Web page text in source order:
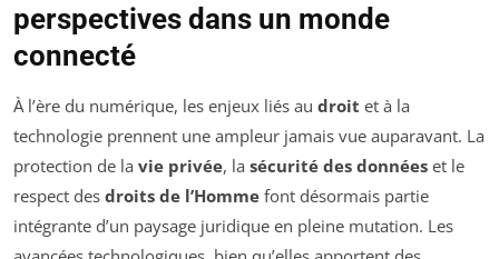
perspectives dans un monde
connecté
À l’ère du numérique, les enjeux liés au droit et à la
technologie prennent une ampleur jamais vue auparavant. La
protection de la vie privée, la sécurité des données et le
respect des droits de l’Homme font désormais partie
intégrante d’un paysage juridique en pleine mutation. Les